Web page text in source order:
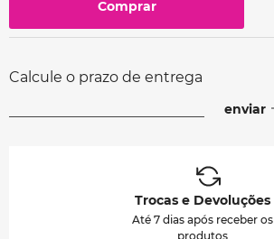
Comprar
Calcule o prazo de entrega
Trocas e Devoluções
Até 7 dias após receber os
produtos